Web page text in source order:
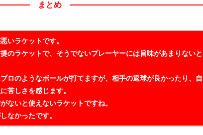
まとめ
いラケットです。
のラケットで、そうでないプレーヤーには旨味があまりないと
ロのようなボールが打てますが、相手の返球が良かったり、自
苦しさを感じます。
ないと使えないラケットですね。
なかったです。